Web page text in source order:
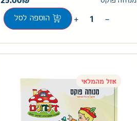
−
+ הוספה לסל
אזל מהמלאי